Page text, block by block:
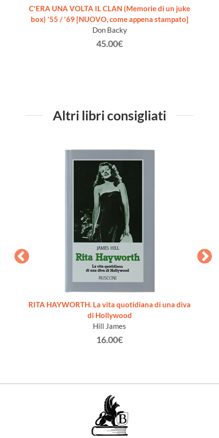
C'ERA UNA VOLTA IL CLAN (Memorie di un juke
box) '55 / '69 [NUOVO, come appena stampato]
Don Backy
45.00€
Altri libri consigliati
RITA HAYWORTH. La vita quotidiana di una diva
di Hollywood
Hill James
16.00€